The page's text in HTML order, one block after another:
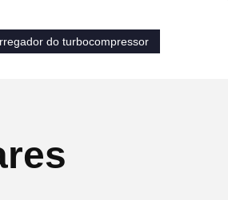
do turbocompressor